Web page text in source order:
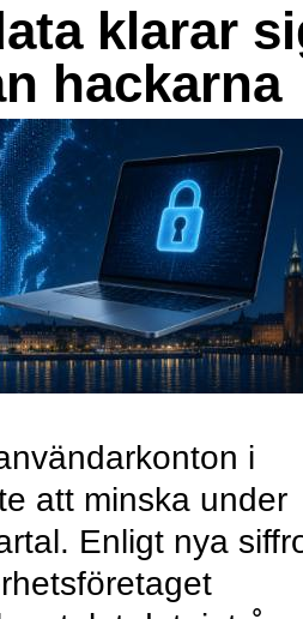
klarar
hackarna
i
att minska under
Enligt nya